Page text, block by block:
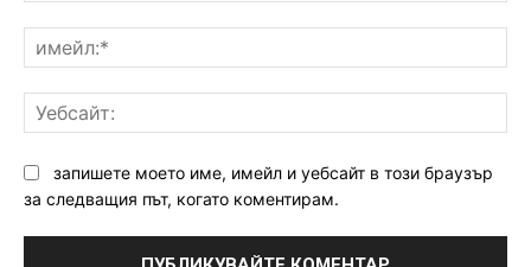
запишете моето име, имейл и уебсайт в този браузър
за следващия път, когато коментирам.